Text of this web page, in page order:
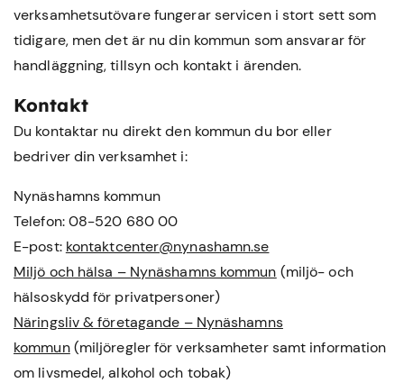
verksamhetsutövare fungerar servicen i stort sett som
tidigare, men det är nu din kommun som ansvarar för
handläggning, tillsyn och kontakt i ärenden.
Kontakt
Du kontaktar nu direkt den kommun du bor eller
bedriver din verksamhet i:
Nynäshamns kommun
Telefon: 08-520 680 00
E-post: kontaktcenter@nynashamn.se
Miljö och hälsa – Nynäshamns kommun (miljö- och
hälsoskydd för privatpersoner)
Näringsliv & företagande – Nynäshamns
kommun(miljöregler för verksamheter samt information
om livsmedel, alkohol och tobak)